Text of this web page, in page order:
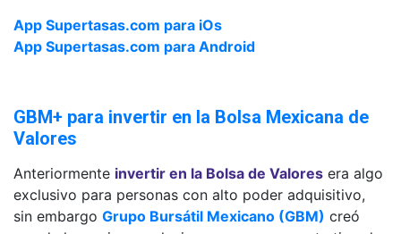
App Supertasas.com para iOs
App Supertasas.com para Android
GBM+ para invertir en la Bolsa Mexicana de
Valores
Anteriormente invertir en la Bolsa de Valores era algo
exclusivo para personas con alto poder adquisitivo,
sin embargo Grupo Bursátil Mexicano (GBM) creó